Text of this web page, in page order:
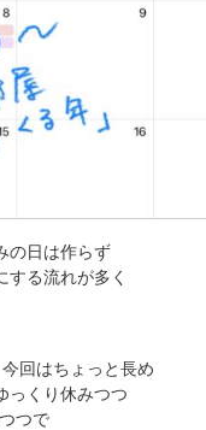
の日は作らず
る流れが多く
回はちょっと長め
っくり休みつつ
つで